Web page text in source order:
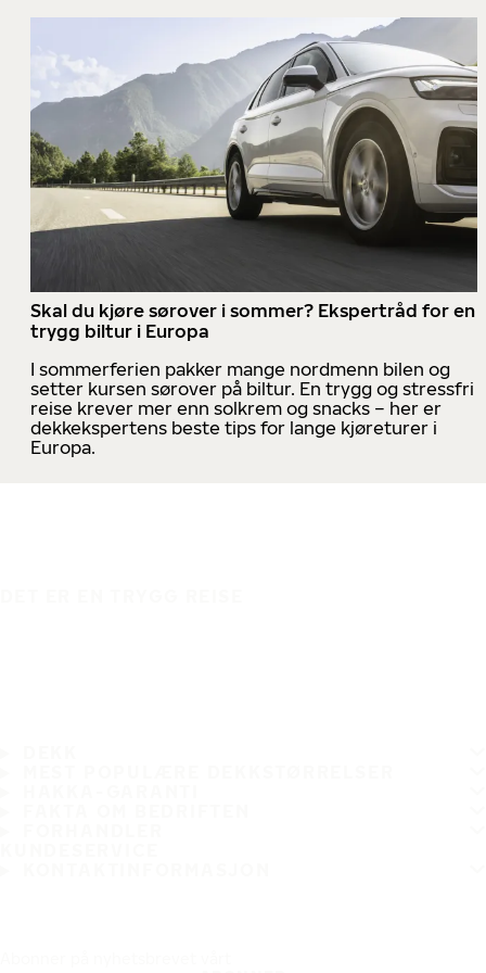
Skal du kjøre sørover i sommer? Ekspertråd for en
trygg biltur i Europa
I sommerferien pakker mange nordmenn bilen og
setter kursen sørover på biltur. En trygg og stressfri
reise krever mer enn solkrem og snacks – her er
dekkekspertens beste tips for lange kjøreturer i
Europa.